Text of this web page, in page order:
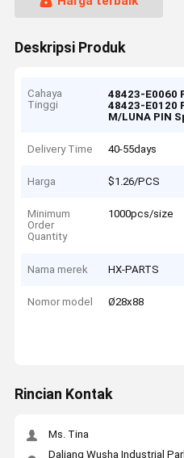
Deskripsi Produk
Cahaya
Tinggi
48423-E0060
48423-E0120
M/LUNA PIN
Delivery Time 40-55days
Harga $1.26/PCS
Minimum
Order
Quantity
1000pcs/size
Nama merek HX-PARTS
Nomor model Ø28x88
Rincian Kontak
Ms. Tina
Daliang Wusha Industrial